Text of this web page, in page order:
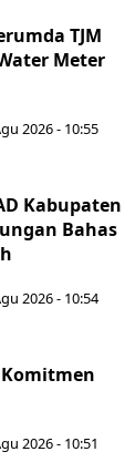
TJM
Meter
2026 - 10:55
Kabupaten
Bahas
2026 - 10:54
Komitmen
2026 - 10:51